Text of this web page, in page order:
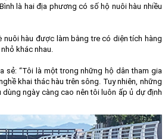
là hai địa phương có số hộ nuôi hàu nhiều
hàu được làm bằng tre có diện tích hàng
khác nhau.
sẻ: “Tôi là một trong những hộ dân tham gia
khai thác hàu trên sông. Tuy nhiên, những
ngày càng cao nên tôi luôn ấp ủ dự định